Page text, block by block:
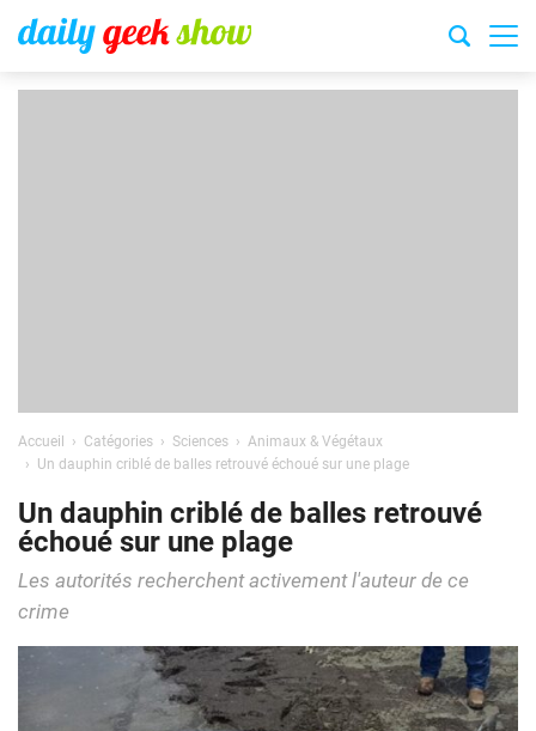
Accueil Catégories Sciences
Animaux & Végétaux
Un dauphin criblé de balles retrouvé échoué sur une plage
Un dauphin criblé de balles retrouvé
échoué sur une plage
Les autorités recherchent activement l'auteur de ce
crime